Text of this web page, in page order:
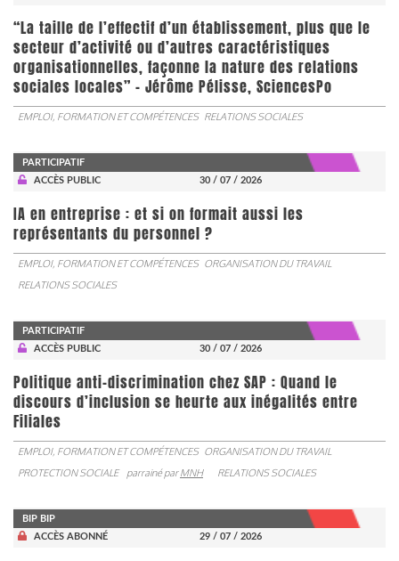
“La taille de l’effectif d’un établissement, plus que le
secteur d’activité ou d’autres caractéristiques
organisationnelles, façonne la nature des relations
sociales locales” - Jérôme Pélisse, SciencesPo
EMPLOI, FORMATION ET COMPÉTENCES RELATIONS SOCIALES
PARTICIPATIF
ACCÈS PUBLIC
30 / 07 / 2026
IA en entreprise : et si on formait aussi les
représentants du personnel ?
EMPLOI, FORMATION ET COMPÉTENCES ORGANISATION DU TRAVAIL
RELATIONS SOCIALES
PARTICIPATIF
ACCÈS PUBLIC
30 / 07 / 2026
Politique anti-discrimination chez SAP : Quand le
discours d’inclusion se heurte aux inégalités entre
Filiales
EMPLOI, FORMATION ET COMPÉTENCES ORGANISATION DU TRAVAIL
PROTECTION SOCIALE
parrainé parMNH RELATIONS SOCIALES
BIP BIP
ACCÈS ABONNÉ
29 / 07 / 2026